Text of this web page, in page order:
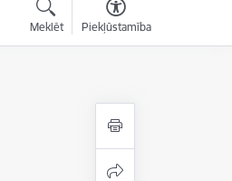
Meklēt Piekļūstamība